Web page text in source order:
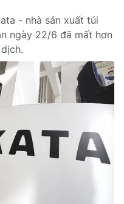
- nhà sản xuất túi
ngày 22/6 đã mất hơn